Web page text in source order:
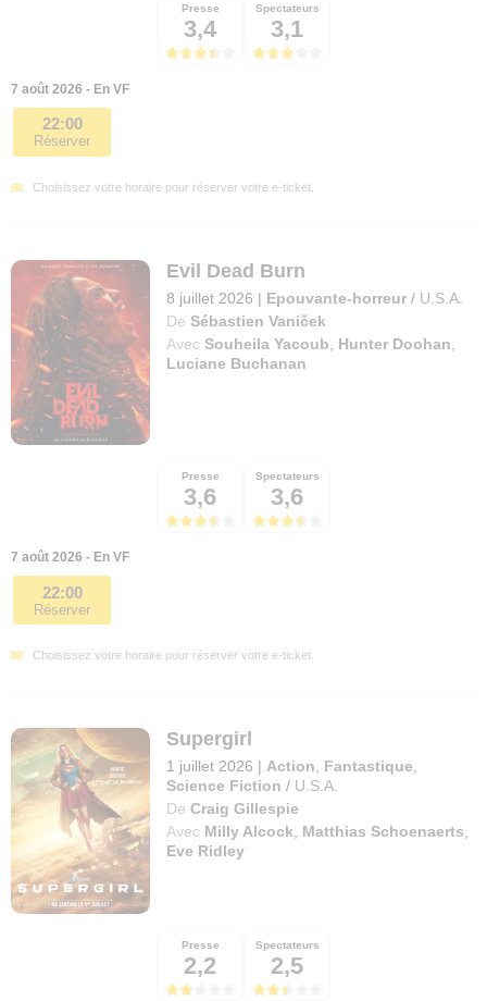
Presse
3,4
Spectateurs
3,1
7 août 2026 - En VF
22:00
Réserver
Choisissez votre horaire pour réserver votre e-ticket.
Evil Dead Burn
8 juillet 2026 | Epouvante-horreur / U.S.A.
De Sébastien Vaniček
Avec Souheila Yacoub Hunter Doohan
Luciane Buchanan
Presse
3,6
Spectateurs
3,6
7 août 2026 - En VF
22:00
Réserver
Choisissez votre horaire pour réserver votre e-ticket.
Supergirl
1 juillet 2026 | Action Fantastique
Science Fiction / U.S.A.
De Craig Gillespie
Avec Milly Alcock Matthias Schoenaerts
Eve Ridley
Presse
2,2
Spectateurs
2,5